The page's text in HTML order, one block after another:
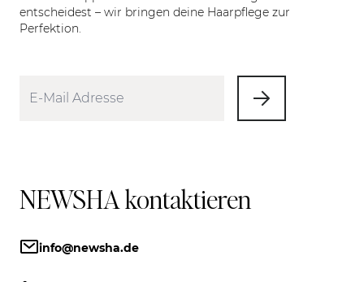
entscheidest – wir bringen deine Haarpflege zur
Perfektion.
NEWSHA kontaktieren
info@newsha.de